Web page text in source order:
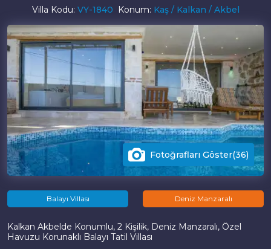
Balayı Villası Deniz Manzaralı
Kalkan Akbelde Konumlu, 2 Kişilik, Deniz Manzaralı, Özel
Havuzu Korunaklı Balayı Tatil Villası
Villa Kodu: VY-1840 Konum: Kaş / Kalkan / Akbel
Fotoğrafları Göster(36)